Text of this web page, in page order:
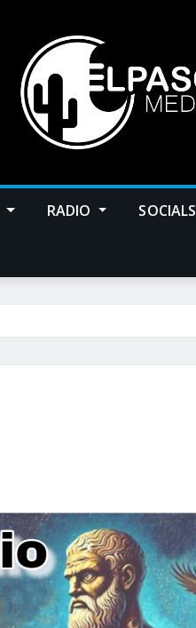
RADIO SOCIALS